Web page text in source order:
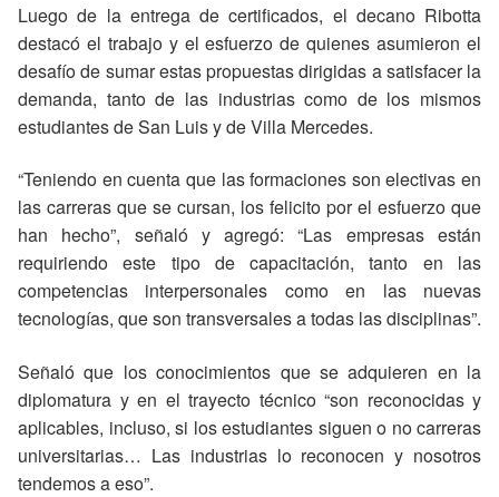
Luego de la entrega de certificados, el decano Ribotta
destacó el trabajo y el esfuerzo de quienes asumieron el
desafío de sumar estas propuestas dirigidas a satisfacer la
demanda, tanto de las industrias como de los mismos
estudiantes de San Luis y de Villa Mercedes.
“Teniendo en cuenta que las formaciones son electivas en
las carreras que se cursan, los felicito por el esfuerzo que
han hecho”, señaló y agregó: “Las empresas están
requiriendo este tipo de capacitación, tanto en las
competencias interpersonales como en las nuevas
tecnologías, que son transversales a todas las disciplinas”.
Señaló que los conocimientos que se adquieren en la
diplomatura y en el trayecto técnico “son reconocidas y
aplicables, incluso, si los estudiantes siguen o no carreras
universitarias… Las industrias lo reconocen y nosotros
tendemos a eso”.